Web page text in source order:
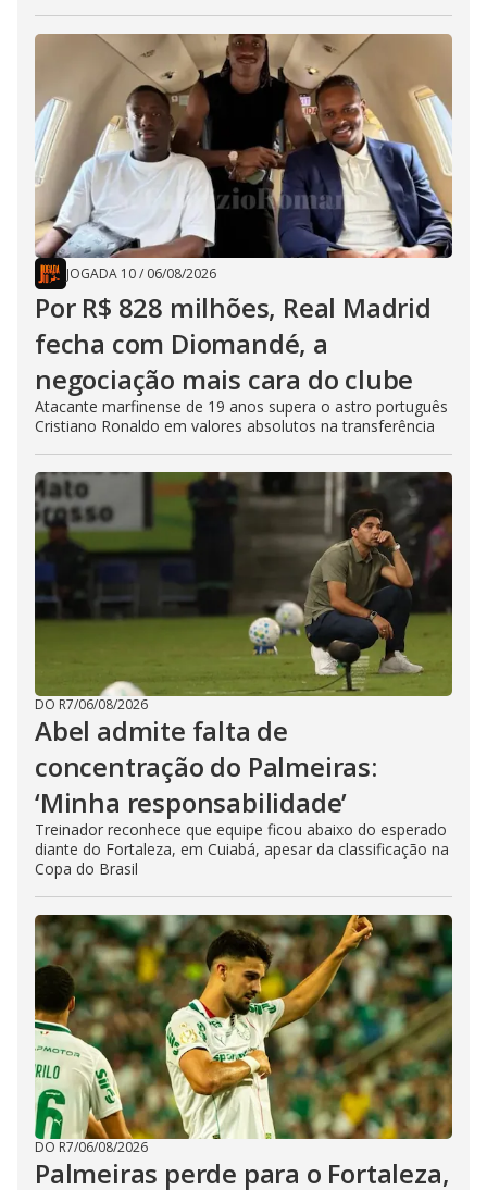
JOGADA 10/ 06/08/2026
Por R$ 828 milhões, Real Madrid
fecha com Diomandé, a
negociação mais cara do clube
Atacante marfinense de 19 anos supera o astro português
Cristiano Ronaldo em valores absolutos na transferência
DO R7/06/08/2026
Abel admite falta de
concentração do Palmeiras:
‘Minha responsabilidade’
Treinador reconhece que equipe ficou abaixo do esperado
diante do Fortaleza, em Cuiabá, apesar da classificação na
Copa do Brasil
DO R7/06/08/2026
Palmeiras perde para o Fortaleza,